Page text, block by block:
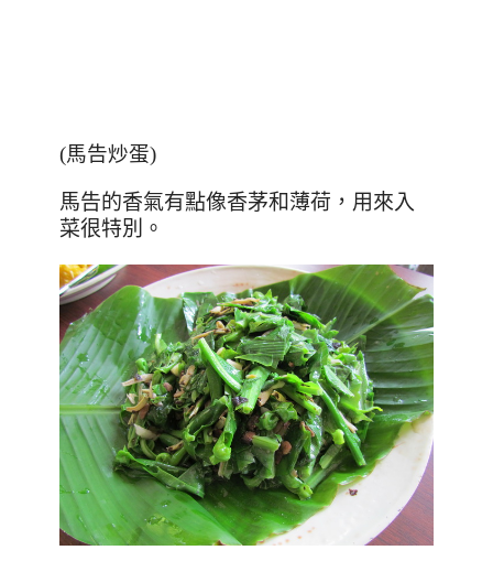
(馬告炒蛋)
馬告的香氣有點像香茅和薄荷，用來入
菜很特別。